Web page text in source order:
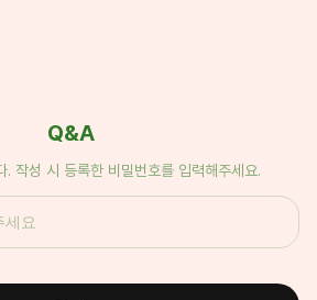
Q&A
. 작성 시 등록한 비밀번호를 입력해주세요.